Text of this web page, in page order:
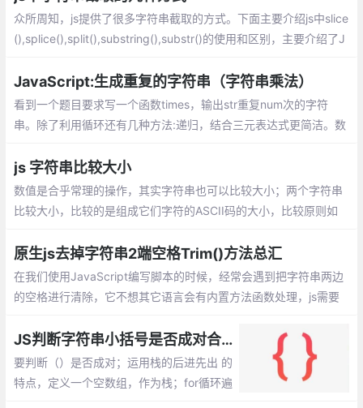
众所周知，js提供了很多字符串截取的方式。下面主要介绍js中slice
(),splice(),split(),substring(),substr()的使用和区别，主要介绍了J
JavaScript:生成重复的字符串（字符串乘法）
看到一个题目要求写一个函数times，输出str重复num次的字符
串。除了利用循环还有几种方法:递归，结合三元表达式更简洁。数
js 字符串比较大小
数值是合乎常理的操作，其实字符串也可以比较大小；两个字符串
比较大小，比较的是组成它们字符的ASCII码的大小，比较原则如
原生js去掉字符串2端空格Trim()方法总汇
在我们使用JavaScript编写脚本的时候，经常会遇到把字符串两边
的空格进行清除，它不想其它语言会有内置方法函数处理，js需要
法，我们可以直接使用。
JS判断字符串小括号是否成对合法
要判断（）是否成对；运用栈的后进先出 的
特点，定义一个空数组，作为栈；for循环遍